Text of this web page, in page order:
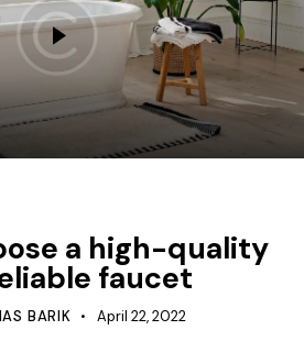
a high-quality
faucet
BARIK April 22, 2022